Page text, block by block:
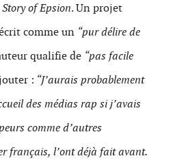
of Epsion. Un projet
comme un “pur délire de
qualifie de “pas facile
: “J’aurais probablement
des médias rap si j’avais
comme d’autres
français, l’ont déjà fait avant.